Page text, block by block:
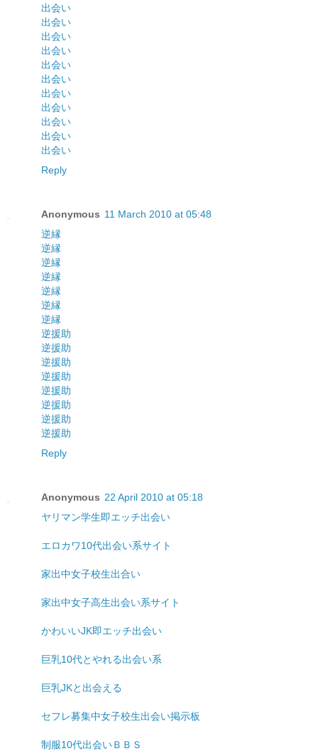
出会い
出会い
出会い
出会い
出会い
出会い
出会い
出会い
出会い
出会い
出会い
Reply
Anonymous 11 March 2010 at 05:48
逆縁
逆縁
逆縁
逆縁
逆縁
逆縁
逆縁
逆援助
逆援助
逆援助
逆援助
逆援助
逆援助
逆援助
逆援助
Reply
Anonymous 22 April 2010 at 05:18
ヤリマン学生即エッチ出会い
エロカワ10代出会い系サイト
家出中女子校生出合い
家出中女子高生出会い系サイト
かわいいJK即エッチ出会い
巨乳10代とやれる出会い系
巨乳JKと出会える
セフレ募集中女子校生出会い掲示板
制服10代出会いＢＢＳ